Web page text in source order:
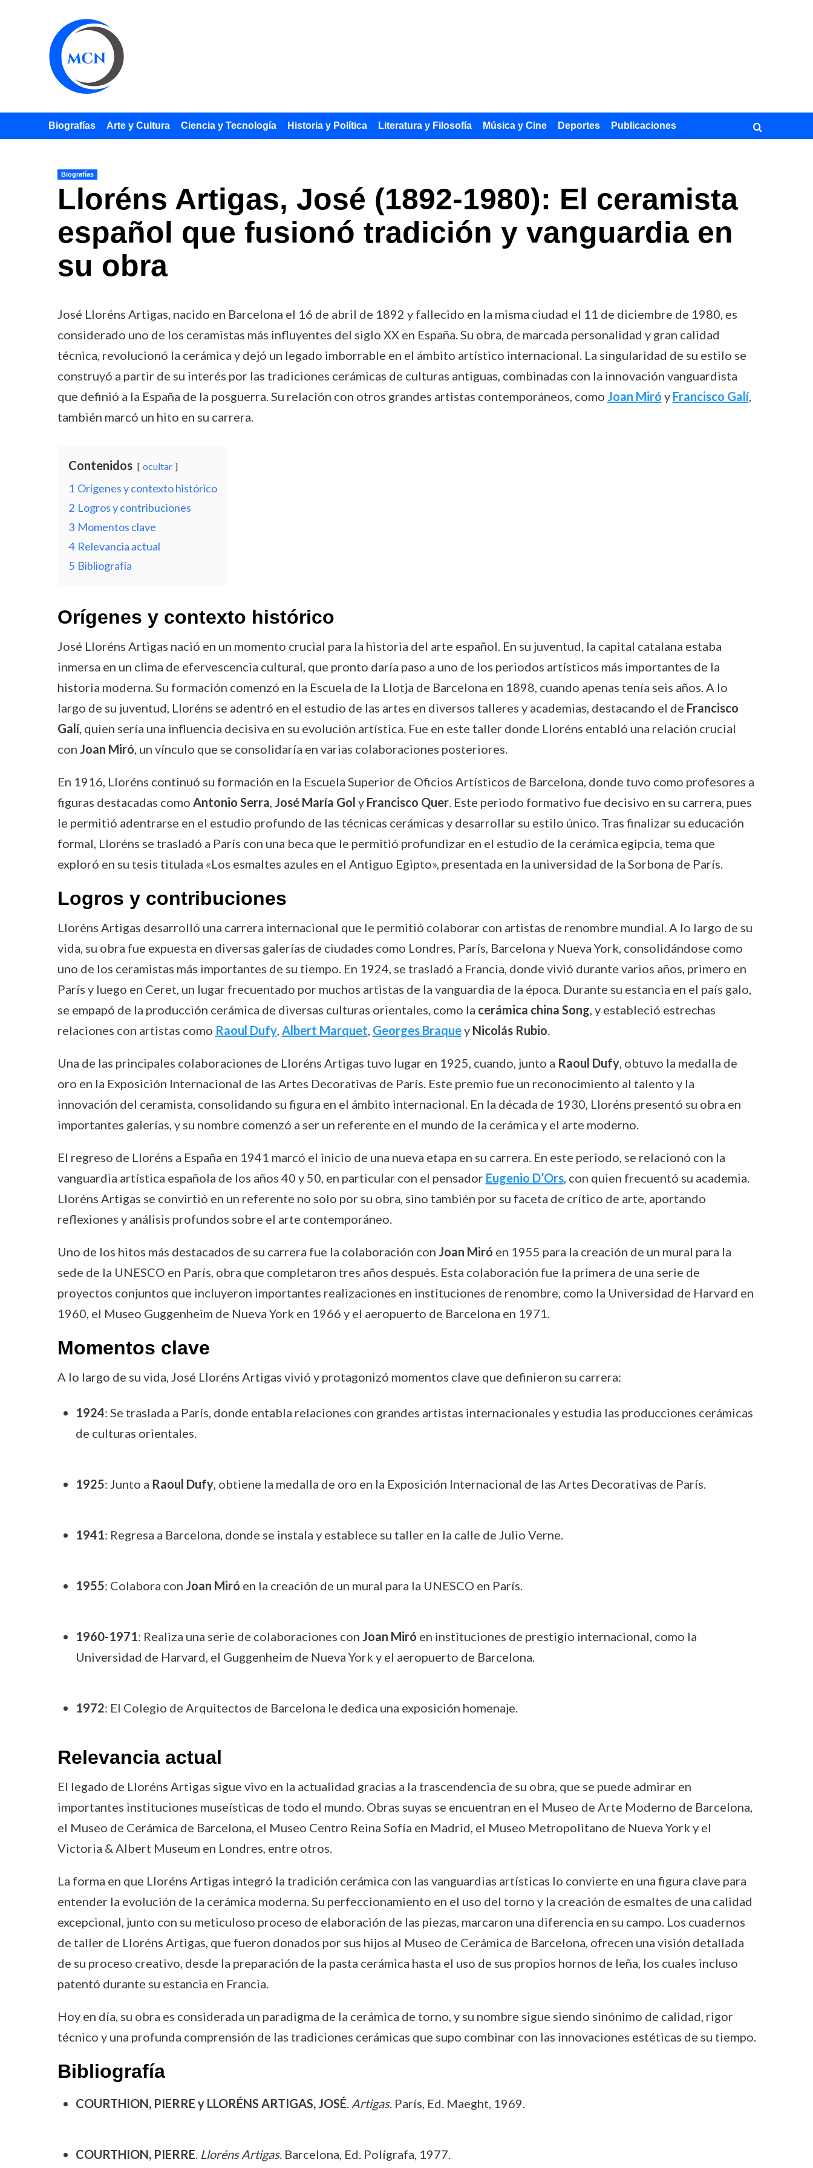
Biografías Arte y Cultura Ciencia y Tecnología Historia y Política Literatura y Filosofía Música y Cine Deportes Publicaciones
Biografías
Lloréns Artigas, José (1892-1980): El ceramista
español que fusionó tradición y vanguardia en
su obra
José Lloréns Artigas, nacido en Barcelona el 16 de abril de 1892 y fallecido en la misma ciudad el 11 de diciembre de 1980, es
considerado uno de los ceramistas más influyentes del siglo XX en España. Su obra, de marcada personalidad y gran calidad
técnica, revolucionó la cerámica y dejó un legado imborrable en el ámbito artístico internacional. La singularidad de su estilo se
construyó a partir de su interés por las tradiciones cerámicas de culturas antiguas, combinadas con la innovación vanguardista
que definió a la España de la posguerra. Su relación con otros grandes artistas contemporáneos, como Joan Miró y Francisco Galí,
también marcó un hito en su carrera.
Contenidos ocultar
1 Orígenes y contexto histórico
2 Logros y contribuciones
3 Momentos clave
4 Relevancia actual
5 Bibliografía
Orígenes y contexto histórico
José Lloréns Artigas nació en un momento crucial para la historia del arte español. En su juventud, la capital catalana estaba
inmersa en un clima de efervescencia cultural, que pronto daría paso a uno de los periodos artísticos más importantes de la
historia moderna. Su formación comenzó en la Escuela de la Llotja de Barcelona en 1898, cuando apenas tenía seis años. A lo
largo de su juventud, Lloréns se adentró en el estudio de las artes en diversos talleres y academias, destacando el de Francisco
Galí, quien sería una influencia decisiva en su evolución artística. Fue en este taller donde Lloréns entabló una relación crucial
con Joan Miró, un vínculo que se consolidaría en varias colaboraciones posteriores.
En 1916, Lloréns continuó su formación en la Escuela Superior de Oficios Artísticos de Barcelona, donde tuvo como profesores a
figuras destacadas como Antonio Serra, José María Gol y Francisco Quer. Este periodo formativo fue decisivo en su carrera, pues
le permitió adentrarse en el estudio profundo de las técnicas cerámicas y desarrollar su estilo único. Tras finalizar su educación
formal, Lloréns se trasladó a París con una beca que le permitió profundizar en el estudio de la cerámica egipcia, tema que
exploró en su tesis titulada «Los esmaltes azules en el Antiguo Egipto», presentada en la universidad de la Sorbona de París.
Logros y contribuciones
Lloréns Artigas desarrolló una carrera internacional que le permitió colaborar con artistas de renombre mundial. A lo largo de su
vida, su obra fue expuesta en diversas galerías de ciudades como Londres, París, Barcelona y Nueva York, consolidándose como
uno de los ceramistas más importantes de su tiempo. En 1924, se trasladó a Francia, donde vivió durante varios años, primero en
París y luego en Ceret, un lugar frecuentado por muchos artistas de la vanguardia de la época. Durante su estancia en el país galo,
se empapó de la producción cerámica de diversas culturas orientales, como la cerámica china Song, y estableció estrechas
relaciones con artistas como Raoul Dufy, Albert Marquet, Georges Braquey Nicolás Rubio.
Una de las principales colaboraciones de Lloréns Artigas tuvo lugar en 1925, cuando, junto a Raoul Dufy, obtuvo la medalla de
oro en la Exposición Internacional de las Artes Decorativas de París. Este premio fue un reconocimiento al talento y la
innovación del ceramista, consolidando su figura en el ámbito internacional. En la década de 1930, Lloréns presentó su obra en
importantes galerías, y su nombre comenzó a ser un referente en el mundo de la cerámica y el arte moderno.
El regreso de Lloréns a España en 1941 marcó el inicio de una nueva etapa en su carrera. En este periodo, se relacionó con la
vanguardia artística española de los años 40 y 50, en particular con el pensador Eugenio D’Ors, con quien frecuentó su academia.
Lloréns Artigas se convirtió en un referente no solo por su obra, sino también por su faceta de crítico de arte, aportando
reflexiones y análisis profundos sobre el arte contemporáneo.
Uno de los hitos más destacados de su carrera fue la colaboración con Joan Miró en 1955 para la creación de un mural para la
sede de la UNESCO en París, obra que completaron tres años después. Esta colaboración fue la primera de una serie de
proyectos conjuntos que incluyeron importantes realizaciones en instituciones de renombre, como la Universidad de Harvard en
1960, el Museo Guggenheim de Nueva York en 1966 y el aeropuerto de Barcelona en 1971.
Momentos clave
A lo largo de su vida, José Lloréns Artigas vivió y protagonizó momentos clave que definieron su carrera:
1924: Se traslada a París, donde entabla relaciones con grandes artistas internacionales y estudia las producciones cerámicas
de culturas orientales.
1925: Junto a Raoul Dufy, obtiene la medalla de oro en la Exposición Internacional de las Artes Decorativas de París.
1941: Regresa a Barcelona, donde se instala y establece su taller en la calle de Julio Verne.
1955: Colabora con Joan Miró en la creación de un mural para la UNESCO en París.
1960-1971: Realiza una serie de colaboraciones con Joan Miró en instituciones de prestigio internacional, como la
Universidad de Harvard, el Guggenheim de Nueva York y el aeropuerto de Barcelona.
1972: El Colegio de Arquitectos de Barcelona le dedica una exposición homenaje.
Relevancia actual
El legado de Lloréns Artigas sigue vivo en la actualidad gracias a la trascendencia de su obra, que se puede admirar en
importantes instituciones museísticas de todo el mundo. Obras suyas se encuentran en el Museo de Arte Moderno de Barcelona,
el Museo de Cerámica de Barcelona, el Museo Centro Reina Sofía en Madrid, el Museo Metropolitano de Nueva York y el
Victoria & Albert Museum en Londres, entre otros.
La forma en que Lloréns Artigas integró la tradición cerámica con las vanguardias artísticas lo convierte en una figura clave para
entender la evolución de la cerámica moderna. Su perfeccionamiento en el uso del torno y la creación de esmaltes de una calidad
excepcional, junto con su meticuloso proceso de elaboración de las piezas, marcaron una diferencia en su campo. Los cuadernos
de taller de Lloréns Artigas, que fueron donados por sus hijos al Museo de Cerámica de Barcelona, ofrecen una visión detallada
de su proceso creativo, desde la preparación de la pasta cerámica hasta el uso de sus propios hornos de leña, los cuales incluso
patentó durante su estancia en Francia.
Hoy en día, su obra es considerada un paradigma de la cerámica de torno, y su nombre sigue siendo sinónimo de calidad, rigor
técnico y una profunda comprensión de las tradiciones cerámicas que supo combinar con las innovaciones estéticas de su tiempo.
Bibliografía
COURTHION, PIERRE y LLORÉNS ARTIGAS, JOSÉ. Artigas. París, Ed. Maeght, 1969.
COURTHION, PIERRE. Lloréns Artigas. Barcelona, Ed. Polígrafa, 1977.